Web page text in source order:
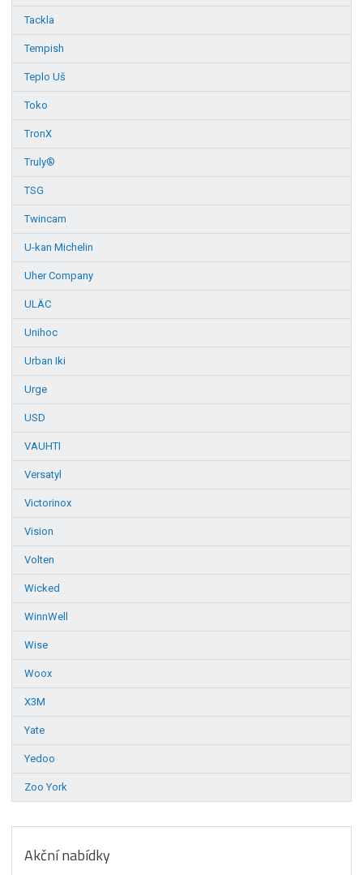
Tackla
Tempish
Teplo Uš
Toko
TronX
Truly®
TSG
Twincam
U-kan Michelin
Uher Company
ULÄC
Unihoc
Urban Iki
Urge
USD
VAUHTI
Versatyl
Victorinox
Vision
Volten
Wicked
WinnWell
Wise
Woox
X3M
Yate
Yedoo
Zoo York
Akční nabídky